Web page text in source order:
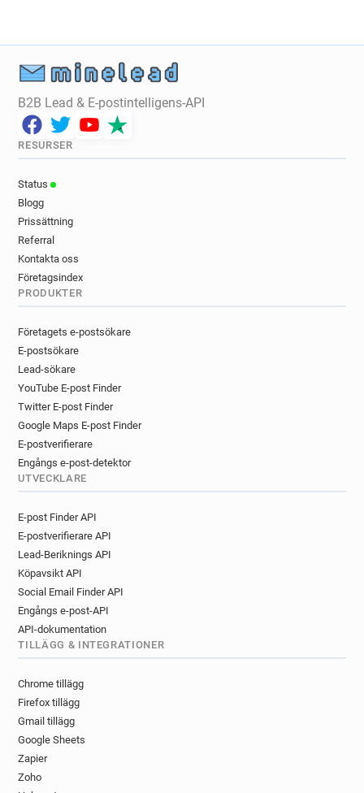
B2B Lead & E-postintelligens-API
RESURSER
Status
Blogg
Prissättning
Referral
Kontakta oss
Företagsindex
PRODUKTER
Företagets e-postsökare
E-postsökare
Lead-sökare
YouTube E-post Finder
Twitter E-post Finder
Google Maps E-post Finder
E-postverifierare
Engångs e-post-detektor
UTVECKLARE
E-post Finder API
E-postverifierare API
Lead-Beriknings API
Köpavsikt API
Social Email Finder API
Engångs e-post-API
API-dokumentation
TILLÄGG & INTEGRATIONER
Chrome tillägg
Firefox tillägg
Gmail tillägg
Google Sheets
Zapier
Zoho